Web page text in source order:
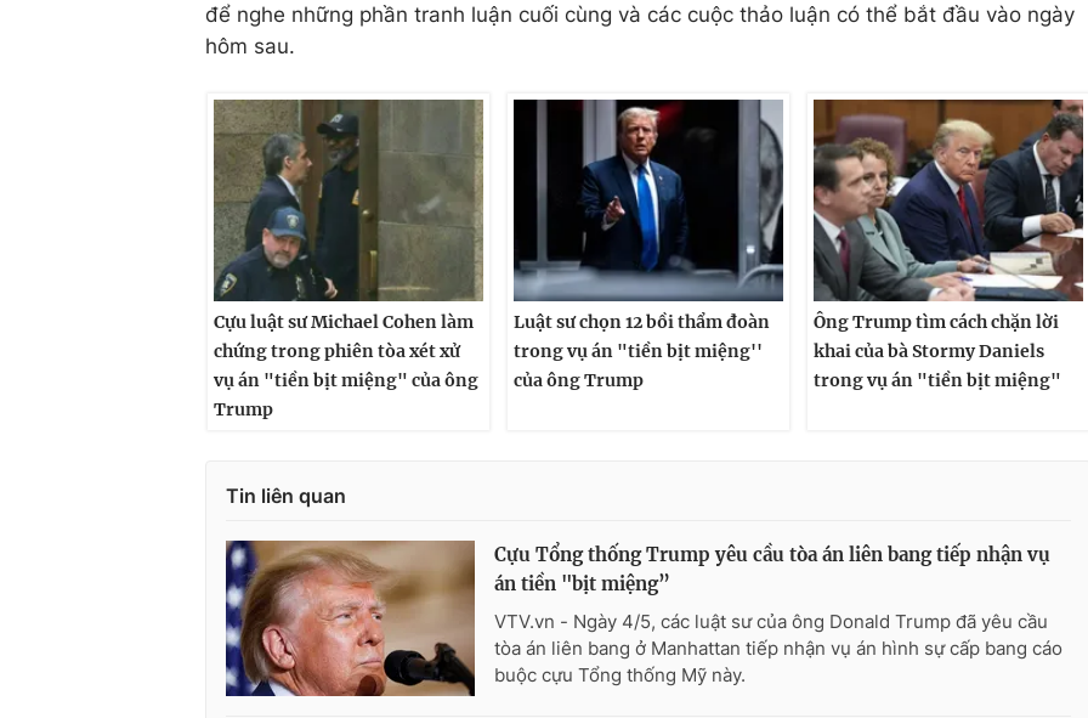
để nghe những phần tranh luận cuối cùng và các cuộc thảo luận có thể bắt đầu vào ngày
hôm sau.
Cựu luật sư Michael Cohen làm
chứng trong phiên tòa xét xử
vụ án "tiền bịt miệng" của ông
Trump
Luật sư chọn 12 bồi thẩm đoàn
trong vụ án "tiền bịt miệng''
của ông Trump
Ông Trump tìm cách chặn lời
khai của bà Stormy Daniels
trong vụ án "tiền bịt miệng"
Tin liên quan
Cựu Tổng thống Trump yêu cầu tòa án liên bang tiếp nhận vụ
án tiền "bịt miệng”
VTV.vn - Ngày 4/5, các luật sư của ông Donald Trump đã yêu cầu
tòa án liên bang ở Manhattan tiếp nhận vụ án hình sự cấp bang cáo
buộc cựu Tổng thống Mỹ này.